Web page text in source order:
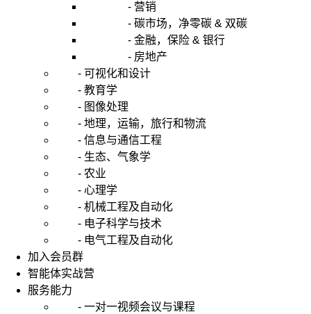
- 营销
- 碳市场，净零碳 & 双碳
- 金融，保险 & 银行
- 房地产
- 可视化和设计
- 教育学
- 图像处理
- 地理，运输，旅行和物流
- 信息与通信工程
- 生态、气象学
- 农业
- 心理学
- 机械工程及自动化
- 电子科学与技术
- 电气工程及自动化
加入会员群
智能体实战营
服务能力
- 一对一视频会议与课程